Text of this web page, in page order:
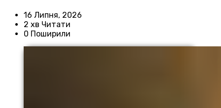
16 Липня, 2026
2 хв Читати
0 Поширили